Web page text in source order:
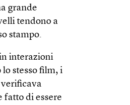
grande
tendono a
stampo.
interazioni
lo stesso film, i
verificava
fatto di essere